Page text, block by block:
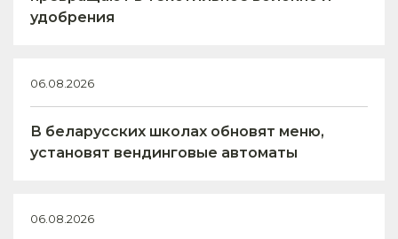
удобрения
06.08.2026
В беларусских школах обновят меню,
установят вендинговые автоматы
06.08.2026